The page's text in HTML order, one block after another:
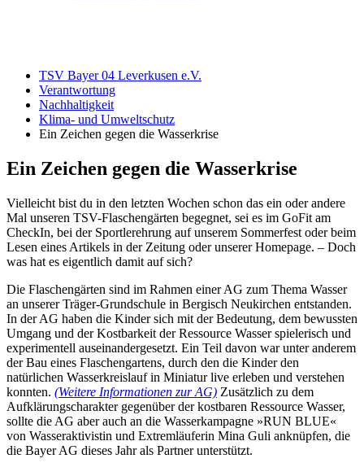
TSV Bayer 04 Leverkusen e.V.
Verantwortung
Nachhaltigkeit
Klima- und Umweltschutz
Ein Zeichen gegen die Wasserkrise
Ein Zeichen gegen die Wasserkrise
Vielleicht bist du in den letzten Wochen schon das ein oder andere
Mal unseren TSV-Flaschengärten begegnet, sei es im GoFit am
CheckIn, bei der Sportlerehrung auf unserem Sommerfest oder beim
Lesen eines Artikels in der Zeitung oder unserer Homepage. – Doch
was hat es eigentlich damit auf sich?
Die Flaschengärten sind im Rahmen einer AG zum Thema Wasser
an unserer Träger-Grundschule in Bergisch Neukirchen entstanden.
In der AG haben die Kinder sich mit der Bedeutung, dem bewussten
Umgang und der Kostbarkeit der Ressource Wasser spielerisch und
experimentell auseinandergesetzt. Ein Teil davon war unter anderem
der Bau eines Flaschengartens, durch den die Kinder den
natürlichen Wasserkreislauf in Miniatur live erleben und verstehen
konnten. (Weitere Informationen zur AG) Zusätzlich zu dem
Aufklärungscharakter gegenüber der kostbaren Ressource Wasser,
sollte die AG aber auch an die Wasserkampagne »RUN BLUE«
von Wasseraktivistin und Extremläuferin Mina Guli anknüpfen, die
die Bayer AG dieses Jahr als Partner unterstützt.